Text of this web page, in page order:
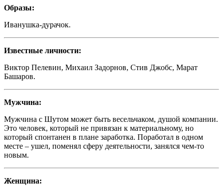
Образы:
Иванушка-дурачок.
Известные личности:
Виктор Пелевин, Михаил Задорнов, Стив Джобс, Марат
Башаров.
Мужчина:
Мужчина с Шутом может быть весельчаком, душой компании.
Это человек, который не привязан к материальному, но
который спонтанен в плане заработка. Поработал в одном
месте – ушел, поменял сферу деятельности, занялся чем-то
новым.
Женщина: